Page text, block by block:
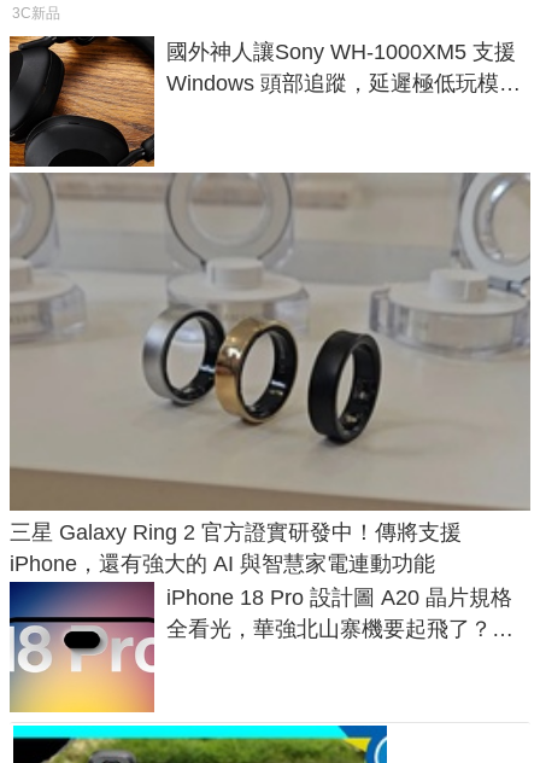
3C新品
國外神人讓Sony WH-1000XM5 支援
Windows 頭部追蹤，延遲極低玩模擬
三星 Galaxy Ring 2 官方證實研發中！傳將支援
iPhone，還有強大的 AI 與智慧家電連動功能
iPhone 18 Pro 設計圖 A20 晶片規格
全看光，華強北山寨機要起飛了？專